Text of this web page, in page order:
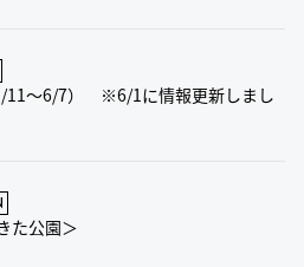
11～6/7） ※6/1に情報更新しまし
た公園＞